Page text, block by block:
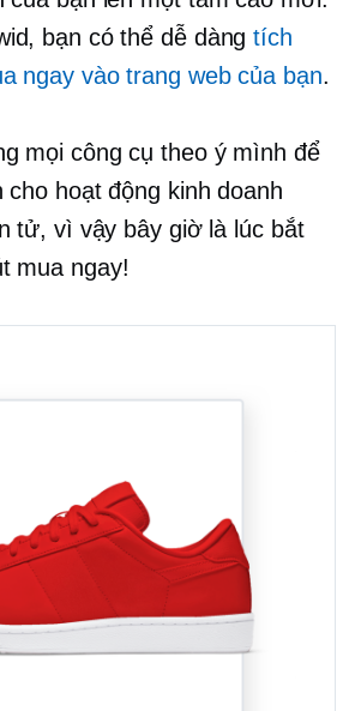
bạn có thể dễ dàngtích
ngay vào trang web của bạn.
mọi công cụ theo ý mình để
hoạt động kinh doanh
tử, vì vậy bây giờ là lúc bắt
mua ngay!